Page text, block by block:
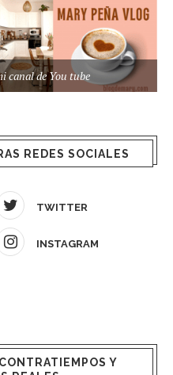
canal de You tube
REDES SOCIALES
TWITTER
INSTAGRAM
Y